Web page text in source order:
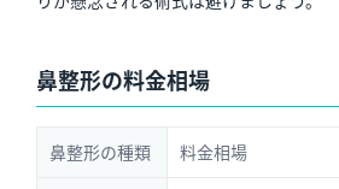
鼻整形の料金相場
鼻整形の種類 料金相場